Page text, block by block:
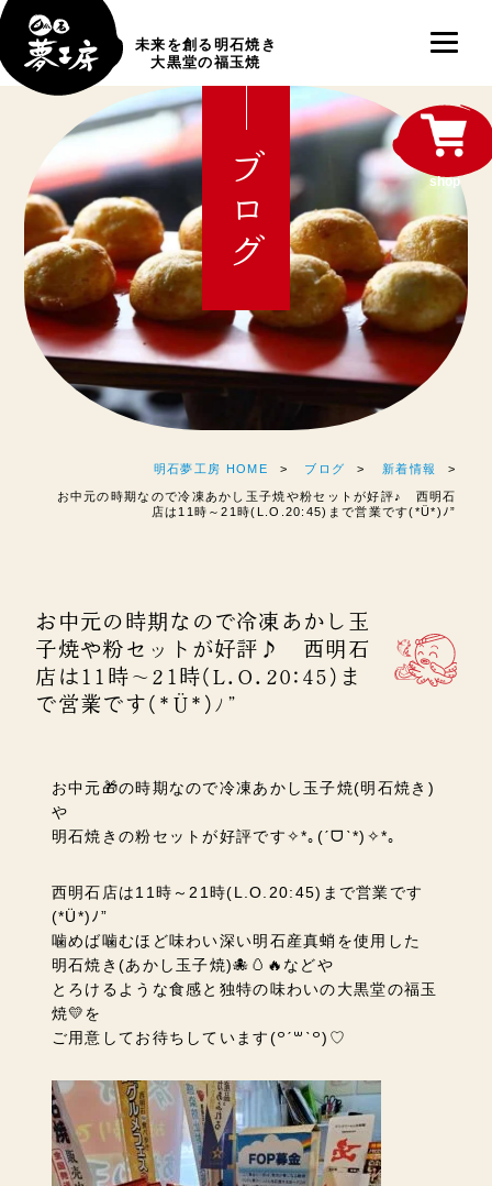
未来を創る明石焼き
大黒堂の福玉焼
ブログ
明石夢工房 HOME ブログ 新着情報
お中元の時期なので冷凍あかし玉子焼や粉セットが好評♪ 西明石
店は11時～21時(L.O.20:45)まで営業です(*Ü*)ﾉ”
お中元の時期なので冷凍あかし玉
子焼や粉セットが好評♪ 西明石
店は11時～21時(L.O.20:45)ま
で営業です(*Ü*)ﾉ”
お中元🎁の時期なので冷凍あかし玉子焼(明石焼き)
や
明石焼きの粉セットが好評です✧*｡(ˊᗜˋ*)✧*｡
西明石店は11時～21時(L.O.20:45)まで営業です
(*Ü*)ﾉ”
噛めば噛むほど味わい深い明石産真蛸を使用した
明石焼き(あかし玉子焼)🐙🥚🔥などや
とろけるような食感と独特の味わいの大黒堂の福玉
焼💛を
ご用意してお待ちしています(꒪ˊ꒳ˋ꒪)♡
shop